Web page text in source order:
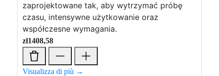
zaprojektowane tak, aby wytrzymać próbę
czasu, intensywne użytkowanie oraz
współczesne wymagania.
zł1408,58
Visualizza di più →